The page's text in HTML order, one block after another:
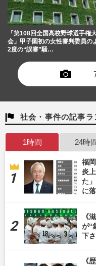
「第108回全国高校野球選手権
会」甲子園初の女性審判委員の
2度の“誤審”騒…
社会・事件の記事ラ
1時間 24時
福
炎
た
に
《
が“
下
《